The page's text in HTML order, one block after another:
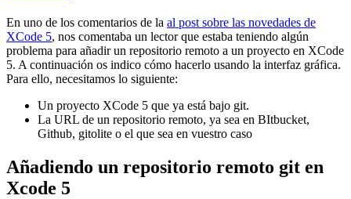
En uno de los comentarios de la al post sobre las novedades de
XCode 5, nos comentaba un lector que estaba teniendo algún
problema para añadir un repositorio remoto a un proyecto en XCode
5. A continuación os indico cómo hacerlo usando la interfaz gráfica.
Para ello, necesitamos lo siguiente:
Un proyecto XCode 5 que ya está bajo git.
La URL de un repositorio remoto, ya sea en BItbucket,
Github, gitolite o el que sea en vuestro caso
Añadiendo un repositorio remoto git en
Xcode 5